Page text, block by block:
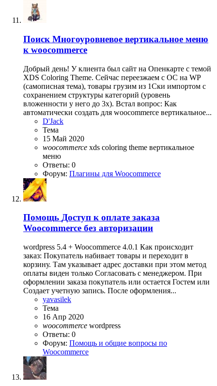
Поиск Многоуровневое вертикальное меню
к woocommerce
Добрый день! У клиента был сайт на Опенкарте с темой
XDS Coloring Theme. Сейчас переезжаем с OC на WP
(самописная тема), товары грузим из 1Ски импортом с
сохранением структуры категорий (уровень
вложенности у него до 3х). Встал вопрос: Как
автоматически создать для woocommerce вертикальное...
D'Jack
Тема
15 Май 2020
woocommerce xds coloring theme вертикальное
меню
Ответы: 0
Форум: Плагины для Woocommerce
Помощь Доступ к оплате заказа
Woocommerce без авторизации
wordpress 5.4 + Woocommerce 4.0.1 Как происходит
заказ: Покупатель набивает товары и переходит в
корзину. Там указывает адрес доставки при этом метод
оплаты виден только Согласовать с менеджером. При
оформлении заказа покупатель или остается Гостем или
Создает учетную запись. После оформления...
yavasilek
Тема
16 Апр 2020
woocommerce wordpress
Ответы: 0
Форум: Помощь и общие вопросы по
Woocommerce